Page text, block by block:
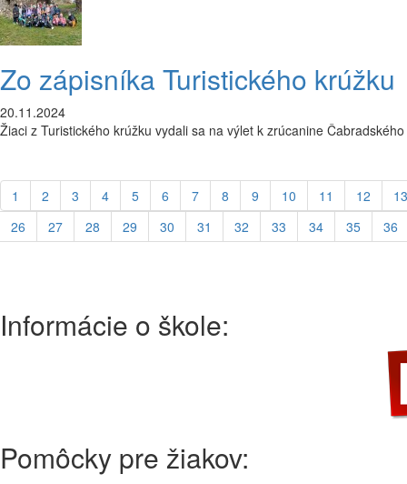
Zo zápisníka Turistického krúžku
20.11.2024
Žiaci z Turistického krúžku vydali sa na výlet k zrúcanine
1 2 3 4 5 6 7 8 9 10 11 12
13
26
27 28 29 30 31 32 33 34 35 36
Informácie o škole:
Pomôcky pre žiakov: